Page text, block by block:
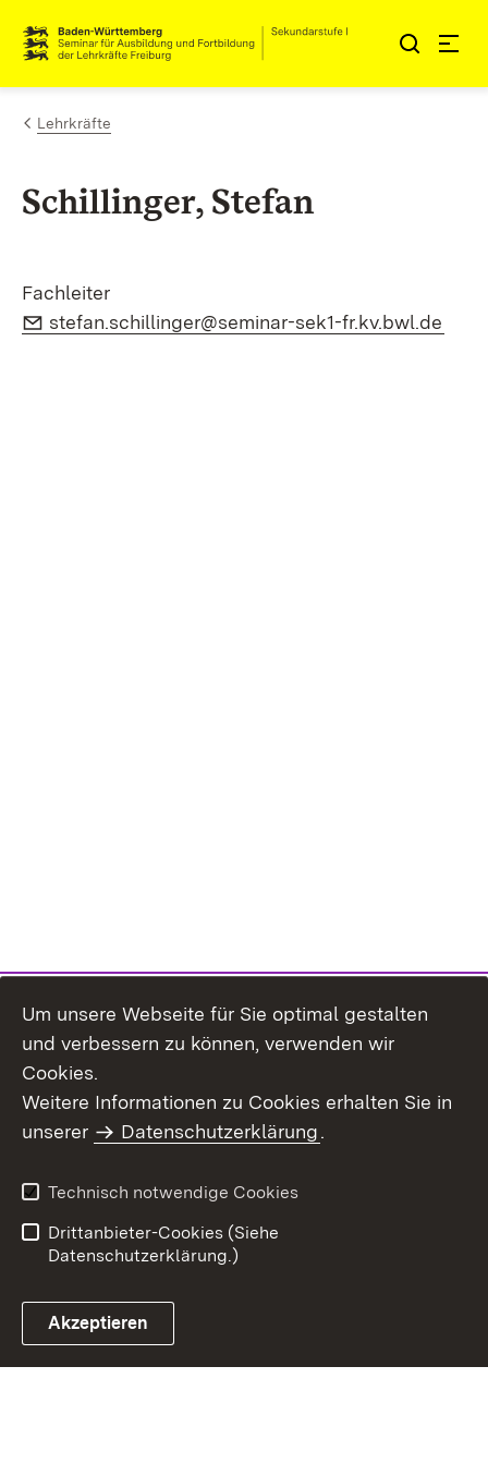
Zum Inhalt springen
Link zur Startseite
Lehrkräfte
Schillinger, Stefan
Fachleiter
E-Mail:
stefan.schillinger@seminar-sek1-fr.kv.bwl.de
Benutzungshinweise
Erklärung zur
Um unsere Webseite für Sie optimal gestalten
und verbessern zu können, verwenden wir
Cookies.
Weitere Informationen zu Cookies erhalten Sie in
unserer
Datenschutzerklärung.
Technisch notwendige Cookies
Drittanbieter-Cookies (Siehe
Datenschutzerklärung.)
Akzeptieren